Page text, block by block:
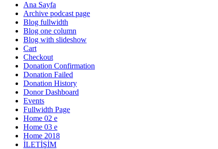
Ana Sayfa
Archive podcast page
Blog fullwidth
Blog one column
Blog with slideshow
Cart
Checkout
Donation Confirmation
Donation Failed
Donation History
Donor Dashboard
Events
Fullwidth Page
Home 02 e
Home 03 e
Home 2018
İLETİŞİM